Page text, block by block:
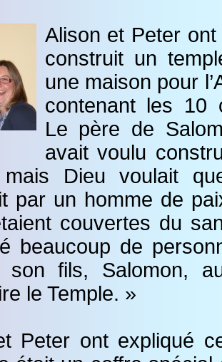
Alison et Peter
construit un
une maison pour
contenant les 10
Le père de
avait voulu
mais Dieu voulait
par un homme de
couvertes du
beaucoup de
son fils, Salomon,
le Temple. »
Peter ont expliqué